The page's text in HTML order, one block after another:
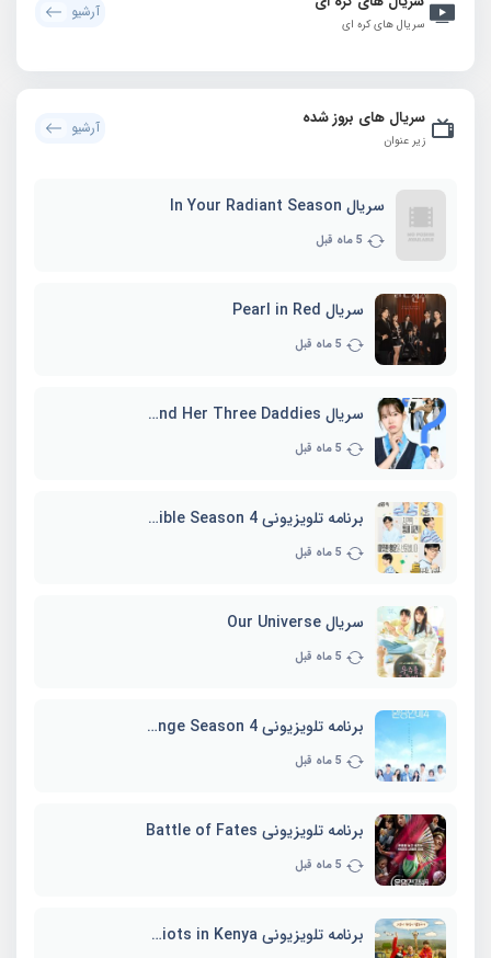
سریال های کره ای
آرشیو
سریال های بروز شده
زیر عنوان
آرشیو
سریال In Your Radiant Season
5 ماه قبل
سریال Pearl in Red
5 ماه قبل
سریال Marie and Her Three Daddies
5 ماه قبل
برنامه تلویزیونی Whenever Possible Season 4
5 ماه قبل
سریال Our Universe
5 ماه قبل
برنامه تلویزیونی EXchange Season 4
5 ماه قبل
برنامه تلویزیونی Battle of Fates
5 ماه قبل
برنامه تلویزیونی Three Idiots in Kenya